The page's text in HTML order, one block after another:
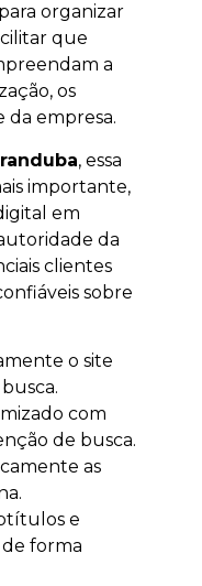
organizar
que
a
os
da empresa.
, essa
importante,
em
da
clientes
sobre
o site
com
de busca.
as
e
forma